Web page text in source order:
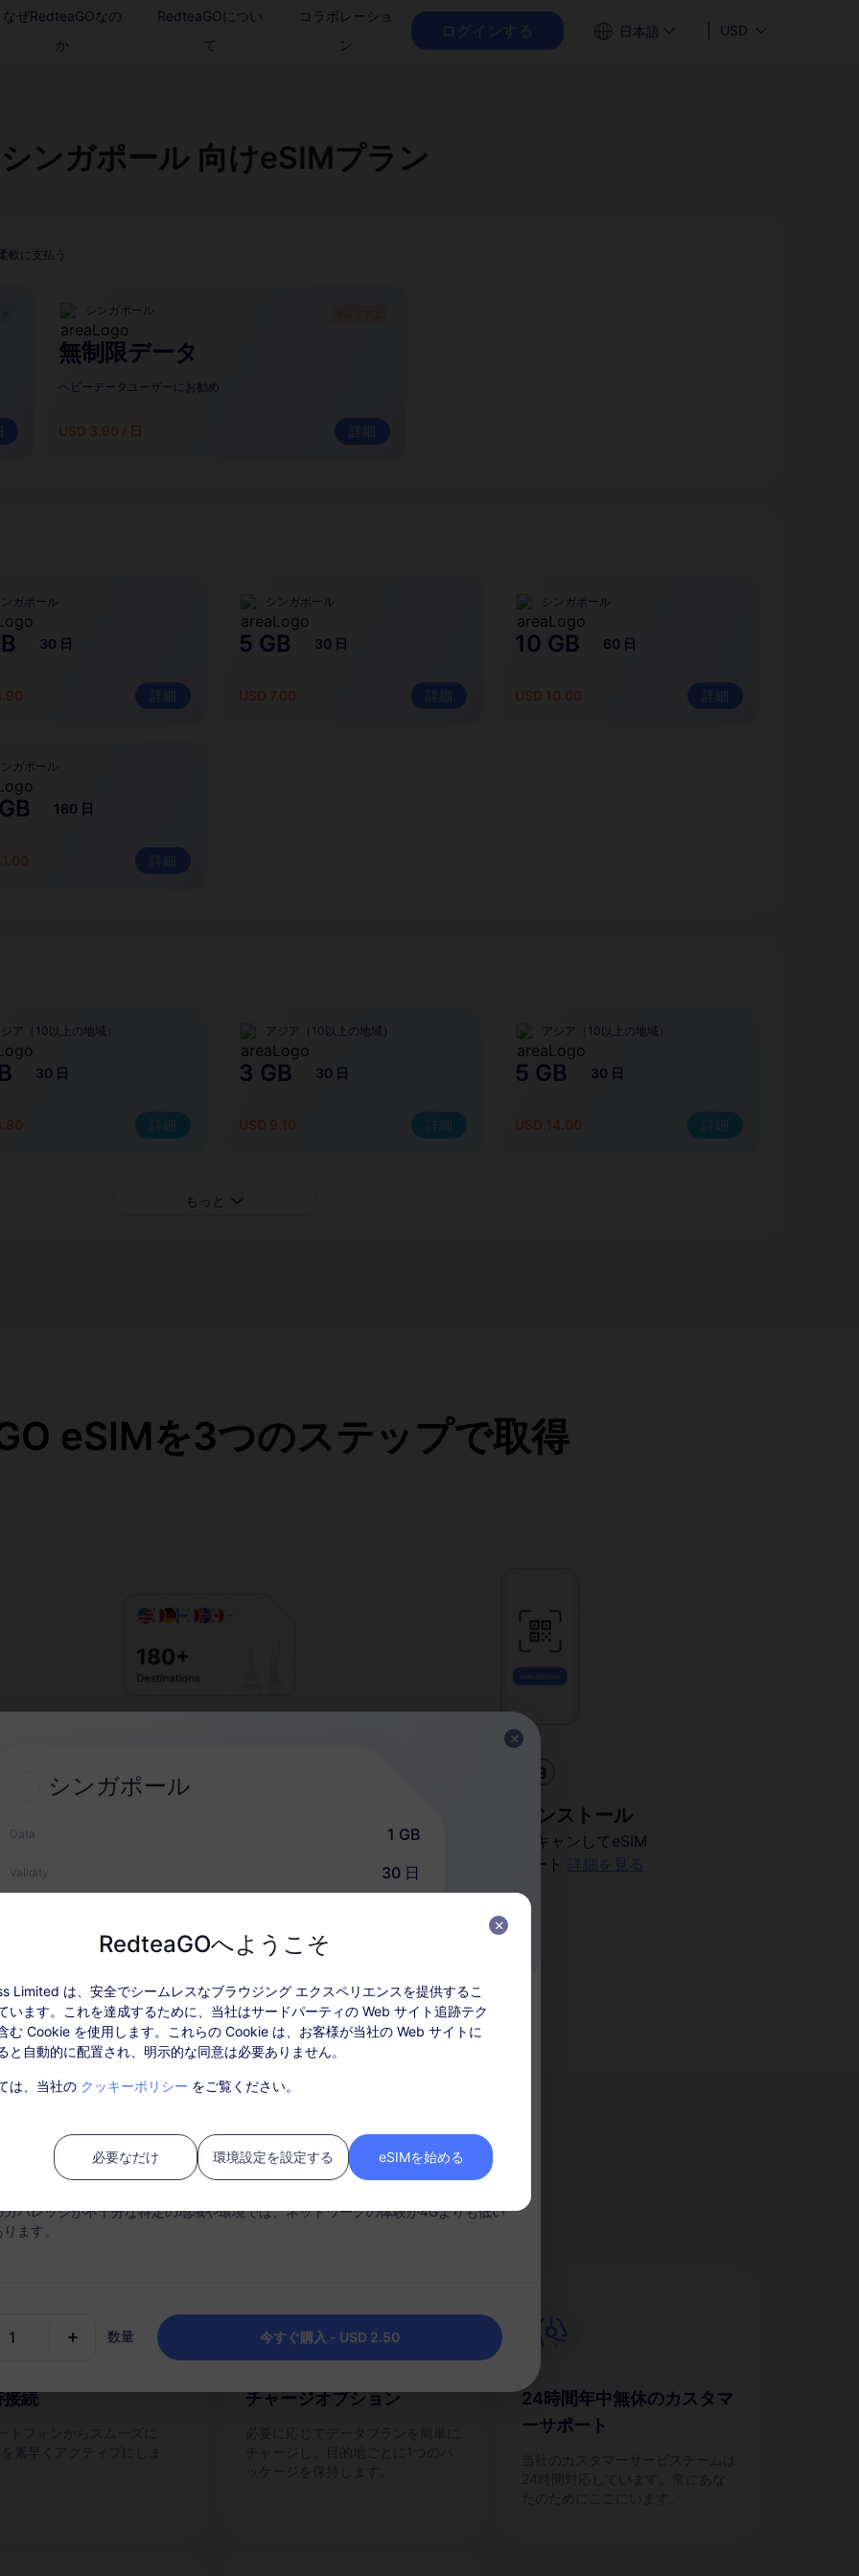
なぜRedteaGOなの
か
RedteaGOについ
て
コラボレーショ
ン
ログインする 日本語 USD
シンガポール 向けeSIMプラン
軟に支払う
シンガポール
無制限データ
ヘビーデータユーザーにお勧め
USD 3.90 / 日 詳細
ガポール
30 日
詳細
シンガポール
5 GB 30 日
USD 7.00 詳細
シンガポール
10 GB 60 日
USD 10.00 詳細
ガポール
180 日
詳細
ア（10以上の地域）
30 日
詳細
アジア（10以上の地域）
3 GB 30 日
USD 9.10 詳細
アジア（10以上の地域）
5 GB 30 日
USD 14.00 詳細
もっと
eSIMを3つのステップで取得
3
eSIMをインストール
QRコードをスキャンしてeSIM
をアクティベート
詳細を見る
RedteaGO eSIMなのか？
続 チャージオプション
24時間年中無休のカスタマ
ーサポート
シンガポール
Data 1 GB
Validity 30 日
データ情報 カバレッジとネットワーク
パッケージを有効化後、「注文履歴」でチャージしてください。
ベートされない期限切れのパッケージは利用できず、返金対象とはなりません。
パッケージのデータ使用量がなくなると、サービスは中断されます。
バレッジが不十分な特定の地域や環境では、ネットワークの体験が4Gよりも低い
ます。
数量 今すぐ購入 - USD 2.50
RedteaGOへようこそ
Limited は、安全でシームレスなブラウジング エクスペリエンスを提供するこ
います。これを達成するために、当社はサードパーティの Web サイト追跡テク
む Cookie を使用します。これらの Cookie は、お客様が当社の Web サイトに
と自動的に配置され、明示的な同意は必要ありません。
は、当社の クッキーポリシー をご覧ください。
必要なだけ 環境設定を設定する eSIMを始める